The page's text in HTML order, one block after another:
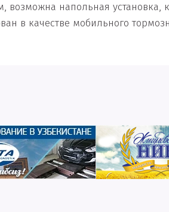
возможна напольная
в качестве мобильного